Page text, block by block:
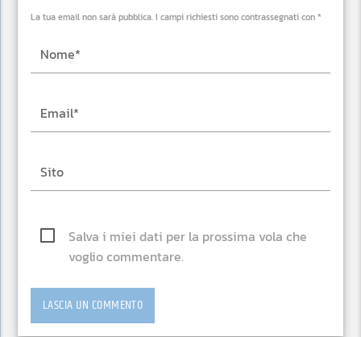
La tua email non sarà pubblica. I campi richiesti sono contrassegnati con *
Salva i miei dati per la prossima vola che
voglio commentare.